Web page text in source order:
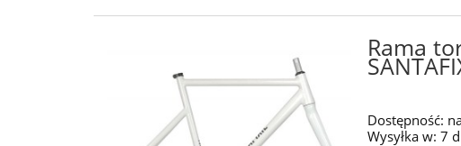
Rama
Dostępność:
Wysyłka w: 7